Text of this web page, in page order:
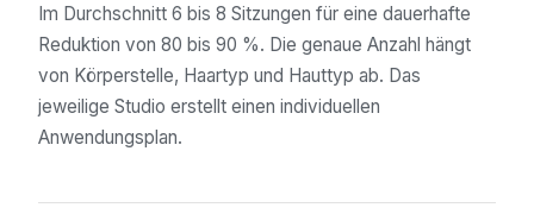
Im Durchschnitt 6 bis 8 Sitzungen für eine dauerhafte
Reduktion von 80 bis 90 %. Die genaue Anzahl hängt
von Körperstelle, Haartyp und Hauttyp ab. Das
jeweilige Studio erstellt einen individuellen
Anwendungsplan.